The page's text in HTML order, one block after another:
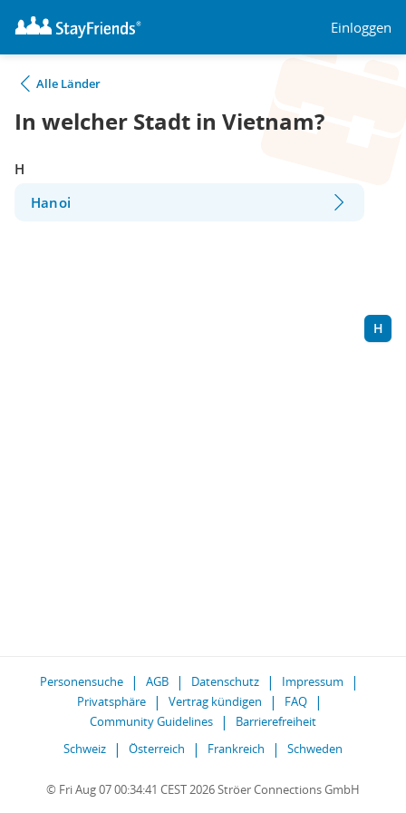
Einloggen
Alle Länder
In welcher Stadt in Vietnam?
H
H
Hanoi
Personensuche AGB Datenschutz
Impressum
Privatsphäre
Vertrag kündigen
FAQ
Community Guidelines
Barrierefreiheit
Schweiz
Österreich Frankreich Schweden
© Fri Aug 07 00:34:41 CEST 2026 Ströer Connections GmbH